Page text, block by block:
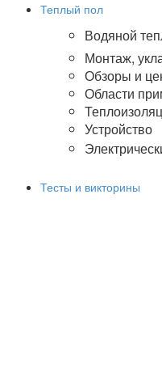
Теплый пол
Водяной
Монтаж,
Обзоры и
Области
Устройство
Тесты и викторины